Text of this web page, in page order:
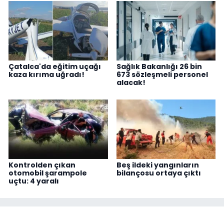
Çatalca'da eğitim uçağı
kaza kırıma uğradı!
Sağlık Bakanlığı 26 bin
673 sözleşmeli personel
alacak!
Kontrolden çıkan
otomobil şarampole
uçtu: 4 yaralı
Beş ildeki yangınların
bilançosu ortaya çıktı